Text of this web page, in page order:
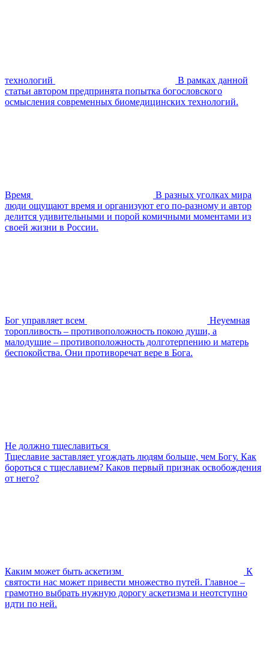
технологий
В рамках данной
статьи автором предпринята попытка богословского
осмысления современных биомедицинских технологий.
Время
В разных уголках мира
люди ощущают время и организуют его по-разному и автор
делится удивительными и порой комичными моментами из
своей жизни в России.
Бог управляет всем
Неуемная
торопливость – противоположность покою души, а
малодушие – противоположность долготерпению и матерь
беспокойства. Они противоречат вере в Бога.
Не должно тщеславиться
Тщеславие заставляет угождать людям больше, чем Богу. Как
бороться с тщеславием? Каков первый признак освобождения
от него?
Каким может быть аскетизм
К
святости нас может привести множество путей. Главное –
грамотно выбрать нужную дорогу аскетизма и неотступно
идти по ней.